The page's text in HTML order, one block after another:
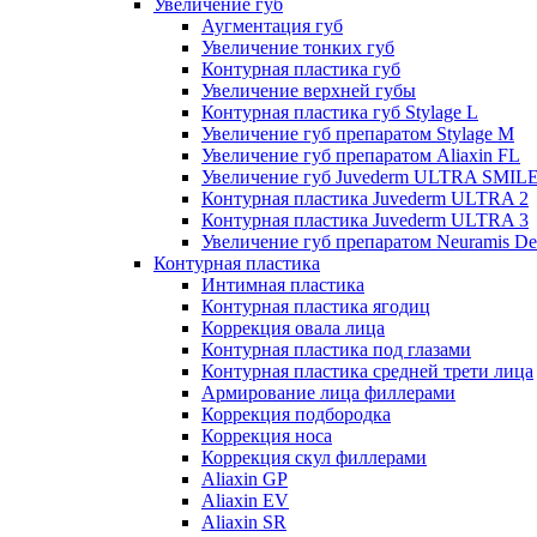
Увеличение губ
Аугментация губ
Увеличение тонких губ
Контурная пластика губ
Увеличение верхней губы
Контурная пластика губ Stylage L
Увеличение губ препаратом Stylage M
Увеличение губ препаратом Aliaxin FL
Увеличение губ Juvederm ULTRA
Контурная пластика Juvederm ULTRA 2
Контурная пластика Juvederm ULTRA 3
Увеличение губ препаратом Neuramis
Контурная пластика
Интимная пластика
Контурная пластика ягодиц
Коррекция овала лица
Контурная пластика под глазами
Контурная пластика средней трети лица
Армирование лица филлерами
Коррекция подбородка
Коррекция носа
Коррекция скул филлерами
Aliaxin GP
Aliaxin EV
Aliaxin SR